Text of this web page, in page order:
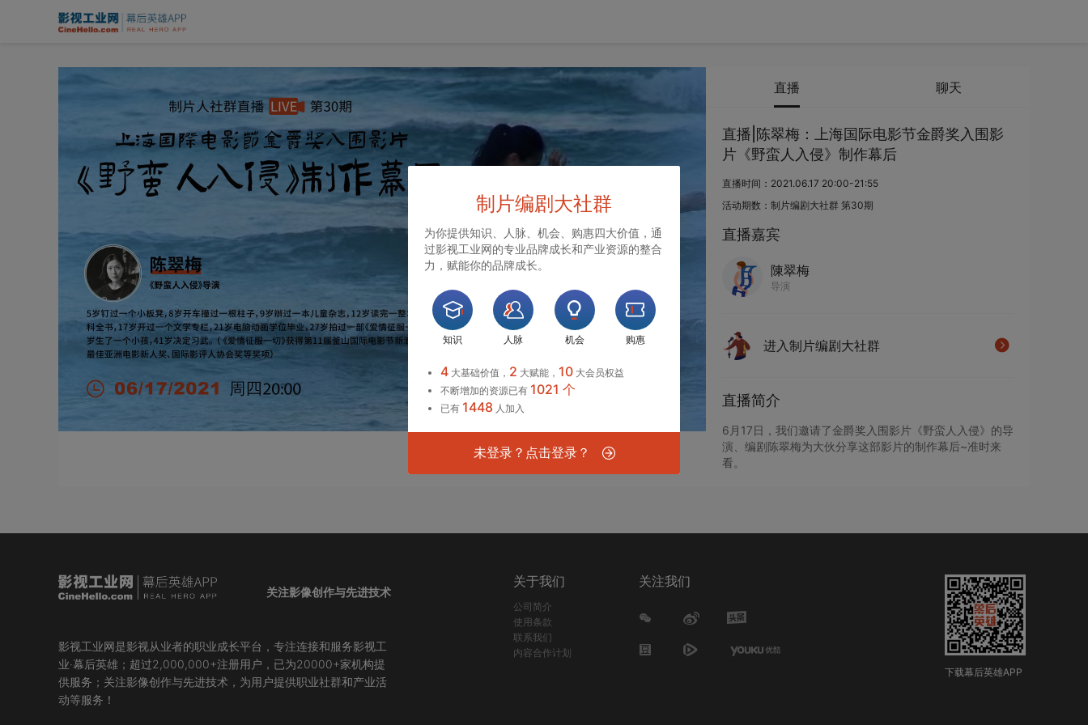
直播 聊天
直播|陈翠梅：上海国际电影节金爵奖入围影
片《野蛮人入侵》制作幕后
直播时间：2021.06.17 20:00-21:55
活动期数：制片编剧大社群 第30期
直播嘉宾
陳翠梅
导演
进入制片编剧大社群
直播简介
6月17日，我们邀请了金爵奖入围影片《野蛮人入侵》的导
演、编剧陈翠梅为大伙分享这部影片的制作幕后~准时来
看。
制片编剧大社群
为你提供知识、人脉、机会、购惠四大价值，通
过影视工业网的专业品牌成长和产业资源的整合
力，赋能你的品牌成长。
知识 人脉 机会 购惠
4 大基础价值， 2 大赋能， 10 大会员权益
不断增加的资源已有 1021 个
已有 1448 人加入
未登录？点击登录？
关注影像创作与先进技术
影视工业网是影视从业者的职业成长平台，专注连接和服务影视工
业·幕后英雄；超过2,000,000+注册用户，已为20000+家机构提
供服务；关注影像创作与先进技术，为用户提供职业社群和产业活
动等服务！
关于我们
公司简介
使用条款
联系我们
内容合作计划
关注我们
下载幕后英雄APP